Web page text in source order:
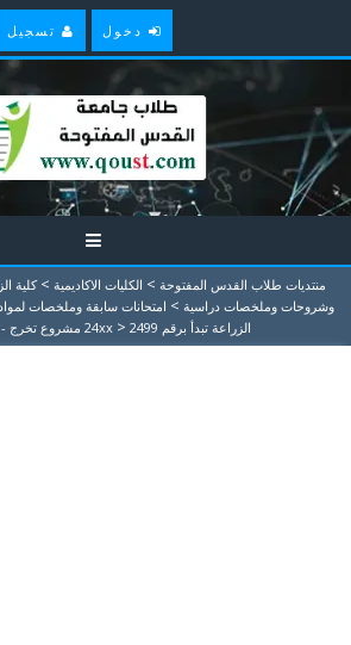
دخول تسجيل
منتديات طلاب القدس المفتوحة > الكليات الاكاديمية > كلية
وشروحات وملخصات دراسية > امتحانات سابقة وملخصات
الزراعة تبدأ برقم 24xx
> 2499 مشروع تخرج - تخصص زراعة